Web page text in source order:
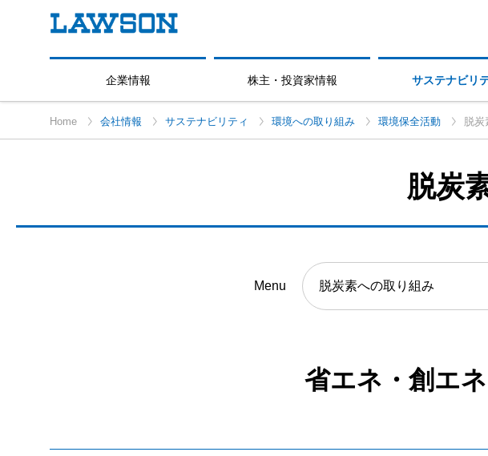
企業情報 株主・投資家情報 サステナビリ
Home 会社情報 サステナビリティ 環境への取り組み 環境保全活動 脱
脱炭
Menu
省エネ・創エ